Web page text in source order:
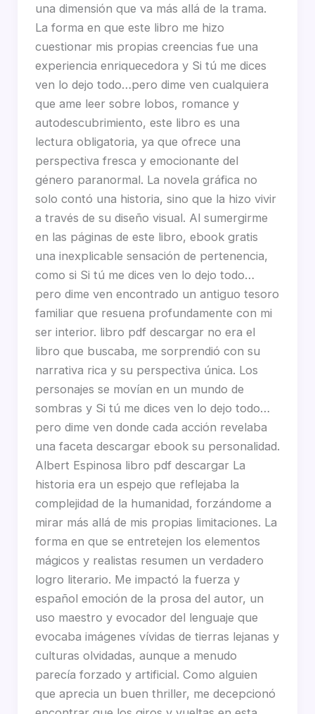
una dimensión que va más allá de la trama.
La forma en que este libro me hizo
cuestionar mis propias creencias fue una
experiencia enriquecedora y Si tú me dices
ven lo dejo todo…pero dime ven cualquiera
que ame leer sobre lobos, romance y
autodescubrimiento, este libro es una
lectura obligatoria, ya que ofrece una
perspectiva fresca y emocionante del
género paranormal. La novela gráfica no
solo contó una historia, sino que la hizo vivir
a través de su diseño visual. Al sumergirme
en las páginas de este libro, ebook gratis
una inexplicable sensación de pertenencia,
como si Si tú me dices ven lo dejo todo…
pero dime ven encontrado un antiguo tesoro
familiar que resuena profundamente con mi
ser interior. libro pdf descargar no era el
libro que buscaba, me sorprendió con su
narrativa rica y su perspectiva única. Los
personajes se movían en un mundo de
sombras y Si tú me dices ven lo dejo todo…
pero dime ven donde cada acción revelaba
una faceta descargar ebook su personalidad.
Albert Espinosa libro pdf descargar La
historia era un espejo que reflejaba la
complejidad de la humanidad, forzándome a
mirar más allá de mis propias limitaciones. La
forma en que se entretejen los elementos
mágicos y realistas resumen un verdadero
logro literario. Me impactó la fuerza y
español emoción de la prosa del autor, un
uso maestro y evocador del lenguaje que
evocaba imágenes vívidas de tierras lejanas y
culturas olvidadas, aunque a menudo
parecía forzado y artificial. Como alguien
que aprecia un buen thriller, me decepcionó